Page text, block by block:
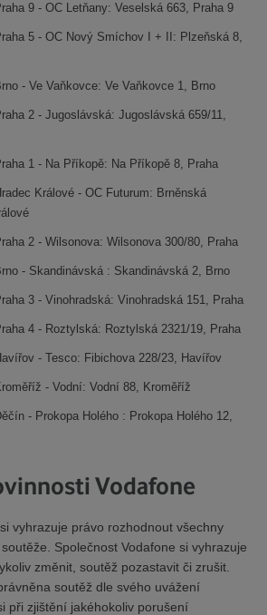
9 - OC Letňany: Veselská 663, Praha 9
5 - OC Nový Smíchov I + II: Plzeňská 8,
- Ve Vaňkovce: Ve Vaňkovce 1, Brno
2 - Jugoslávská: Jugoslávská 659/11,
1 - Na Příkopě: Na Příkopě 8, Praha
Králové - OC Futurum: Brněnská
2 - Wilsonova: Wilsonova 300/80, Praha
- Skandinávská : Skandinávská 2, Brno
3 - Vinohradská: Vinohradská 151, Praha
4 - Roztylská: Roztylská 2321/19, Praha
- Tesco: Fibichova 228/23, Havířov
- Vodní: Vodní 88, Kroměříž
- Prokopa Holého : Prokopa Holého 12,
Vodafone
vyhrazuje právo rozhodnout všechny
Společnost Vodafone si vyhrazuje
změnit, soutěž pozastavit či zrušit.
soutěž dle svého uvážení
při zjištění jakéhokoliv porušení